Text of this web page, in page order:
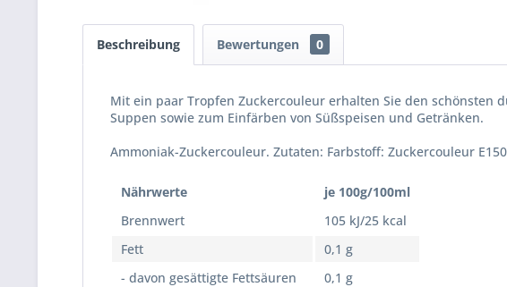
Beschreibung Bewertungen 0
Mit ein paar Tropfen Zuckercouleur erhalten Sie den schönsten
Suppen sowie zum Einfärben von Süßspeisen und Getränken.
Ammoniak-Zuckercouleur. Zutaten: Farbstoff: Zuckercouleur
Nährwerte
je 100g/100ml
Brennwert
105 kJ/25 kcal
Fett
0,1 g
- davon gesättigte Fettsäuren
0,1 g